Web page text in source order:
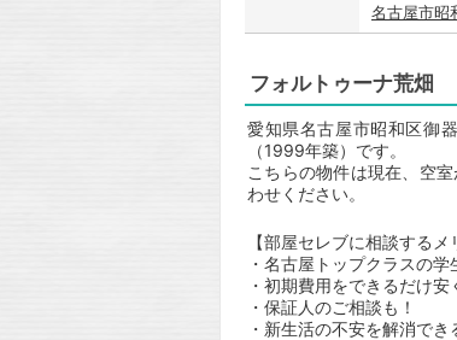
名古屋市昭
フォルトゥーナ荒畑
愛知県名古屋市昭和区御
（1999年築）です。
こちらの物件は現在、空
わせください。
【部屋セレブに相談するメ
・名古屋トップクラスの学
・初期費用をできるだけ安
・保証人のご相談も！
・新生活の不安を解消で